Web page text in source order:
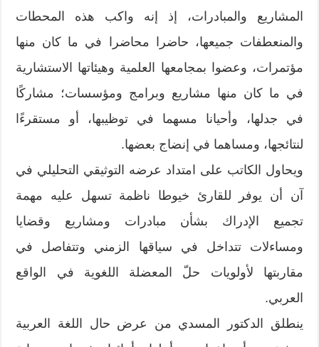
المشاريع والمبادرات، إذ إنه واكب هذه المحطات
والمنعطفات جميعها، حاضرا محاضرا في ما كان منها
مؤتمرات، وعضوا بمجامعها العلمية وهيئاتها الاستشارية
في ما كان منها مشاريع وبرامج ومؤسسات؛ مشاركًا
في جدلها، وأحيانا مسهما في توظيبها، أو مستقرءًا
لنتائجها، ومساهما في إنضاج بعضها.
ويحاول الكاتب على امتداد عرضه التوثيقي التحليلي في
آن أن يوفر للقارئ خيوطا ناظمة تسهل عليه مهمة
تجميع الإدراك بشأن مبادرات ومشاريع وقضايا
ومساءلات تتداخل في سياقها الزمني وتتفاصل في
مقاربتها لأولويات حلّ المعضلة اللغوية في الواقع
العربي.
ينطلق الدكتور المسدي من عرض حال اللغة العربية